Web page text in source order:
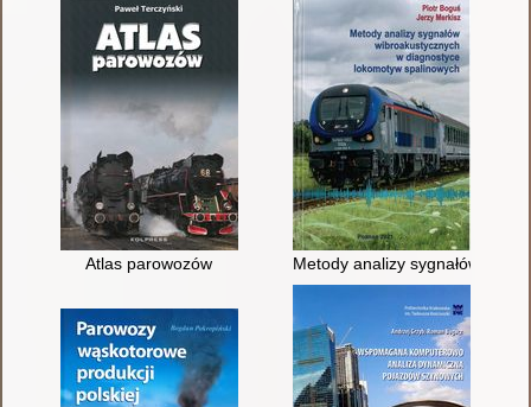
Atlas parowozów Metody analizy sygnałów